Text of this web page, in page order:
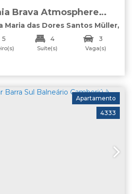
Brava Atmosphere
Maria das Dores Santos Müller,
Santa Catarina Brasil
5 4
Suíte(s)
3
Vaga(s)
4333
Apartamento